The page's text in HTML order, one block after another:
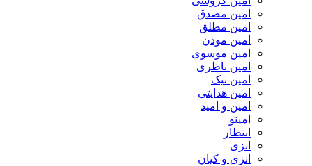
امین مصدق
امین مطلق
امین موذن
امین موسوی
امین ناظری
امین نیک
امین هدایتی
امین و امید
امینو
انتظار
انزی
انزی و کیان